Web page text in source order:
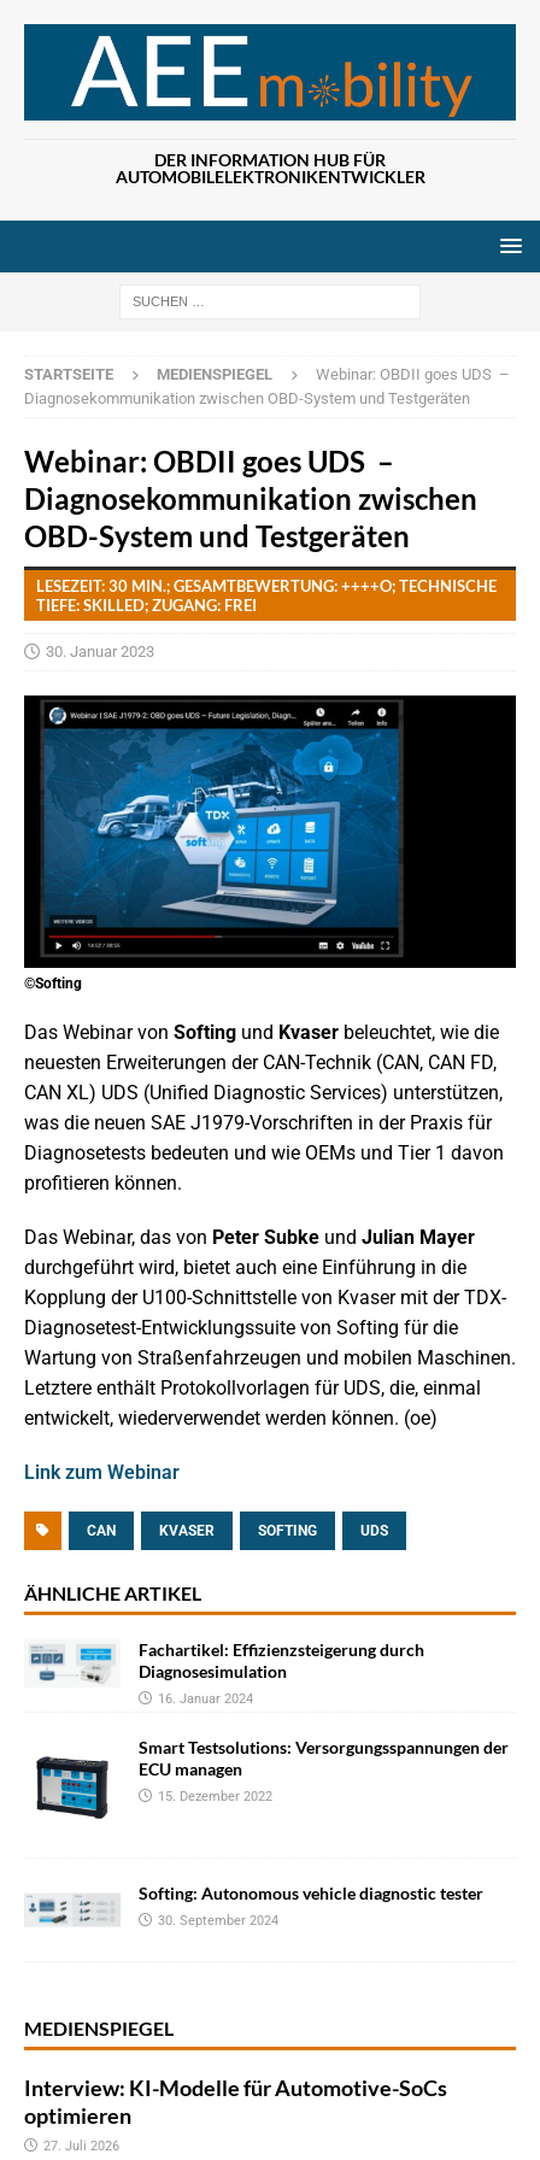
DER INFORMATION HUB FÜR
AUTOMOBILELEKTRONIKENTWICKLER
STARTSEITE MEDIENSPIEGEL
Webinar: OBDII goes UDS –
Diagnosekommunikation zwischen OBD-System und Testgeräten
Webinar: OBDII goes UDS –
Diagnosekommunikation zwischen
OBD-System und Testgeräten
LESEZEIT: 30 MIN.; GESAMTBEWERTUNG: ++++O; TECHNISCHE
TIEFE: SKILLED; ZUGANG: FREI
30. Januar 2023
©Softing
Das Webinar von Softing und Kvaser beleuchtet, wie die
neuesten Erweiterungen der CAN-Technik (CAN, CAN FD,
CAN XL) UDS (Unified Diagnostic Services) unterstützen,
was die neuen SAE J1979-Vorschriften in der Praxis für
Diagnosetests bedeuten und wie OEMs und Tier 1 davon
profitieren können.
Das Webinar, das von Peter Subke und Julian Mayer
durchgeführt wird, bietet auch eine Einführung in die
Kopplung der U100-Schnittstelle von Kvaser mit der TDX-
Diagnosetest-Entwicklungssuite von Softing für die
Wartung von Straßenfahrzeugen und mobilen Maschinen.
Letztere enthält Protokollvorlagen für UDS, die, einmal
entwickelt, wiederverwendet werden können. (oe)
Link zum Webinar
CAN KVASER SOFTING UDS
ÄHNLICHE ARTIKEL
Fachartikel: Effizienzsteigerung durch
Diagnosesimulation
16. Januar 2024
Smart Testsolutions: Versorgungsspannungen der
ECU managen
15. Dezember 2022
Softing: Autonomous vehicle diagnostic tester
30. September 2024
MEDIENSPIEGEL
Interview: KI-Modelle für Automotive-SoCs
optimieren
27. Juli 2026